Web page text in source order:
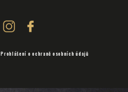
Prohlášení o ochraně osobních údajů